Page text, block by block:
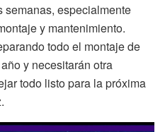
semanas, especialmente
y mantenimiento.
todo el montaje de
y necesitarán otra
todo listo para la próxima